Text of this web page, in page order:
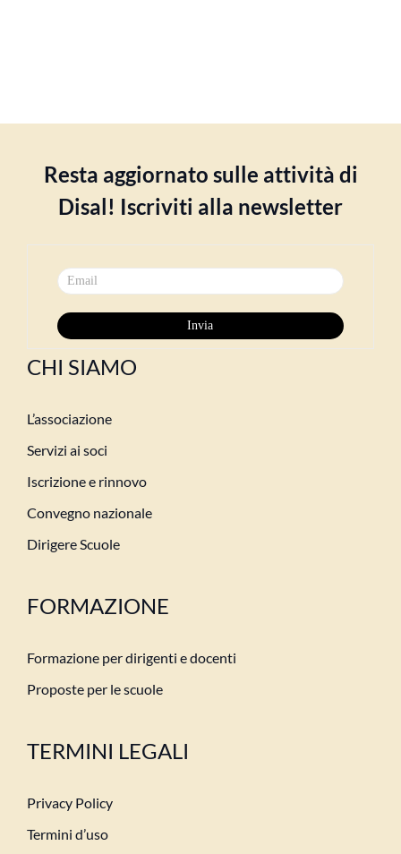
Resta aggiornato sulle attività di
Disal! Iscriviti alla newsletter
CHI SIAMO
L’associazione
Servizi ai soci
Iscrizione e rinnovo
Convegno nazionale
Dirigere Scuole
FORMAZIONE
Formazione per dirigenti e docenti
Proposte per le scuole
TERMINI LEGALI
Privacy Policy
Termini d’uso